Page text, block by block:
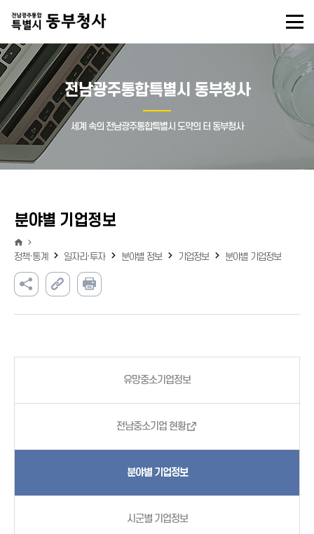
전남광주통합특별시 동부청사
세계 속의 전남광주통합특별시 도약의 터 동부청사
분야별 기업정보
정책·통계 일자리·투자 분야별 정보 기업정보 분야별 기업정보
유망중소기업정보
전남중소기업 현황
분야별 기업정보
시군별 기업정보